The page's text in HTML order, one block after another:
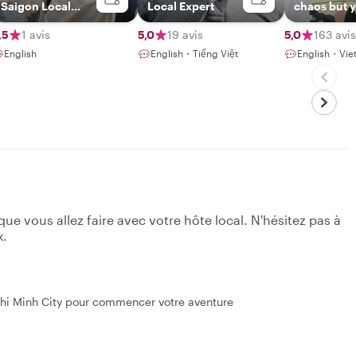
Saigon Local
Guide
1 avis
English
Local Expert
5,0 19 avis
English・Tiếng Việt
chaos but
are at
me.
5,0 163 avis
English・
vous allez faire avec votre hôte local. N'hésitez pas à
Minh City pour commencer votre aventure